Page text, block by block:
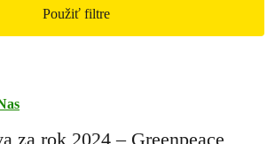
Použiť filtre
za rok 2024 – Greenpeace